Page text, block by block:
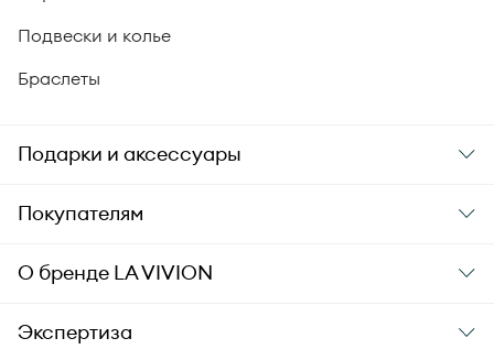
Подвески и колье
Браслеты
Подарки и аксессуары
Подарки
Уход за украшениями
Аксессуары
Покупателям
Заказ и оплата
Гарантия подлинности
О бренде LA VIVION
О компании
Экспертиза